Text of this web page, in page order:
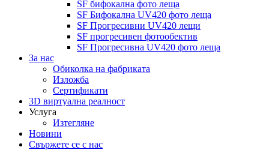
SF бифокална фото леща
SF Бифокална UV420 фото леща
SF Прогресивни UV420 лещи
SF прогресивен фотообектив
SF Прогресивна UV420 фото леща
За нас
Обиколка на фабриката
Изложба
Сертификати
3D виртуална реалност
Услуга
Изтегляне
Новини
Свържете се с нас